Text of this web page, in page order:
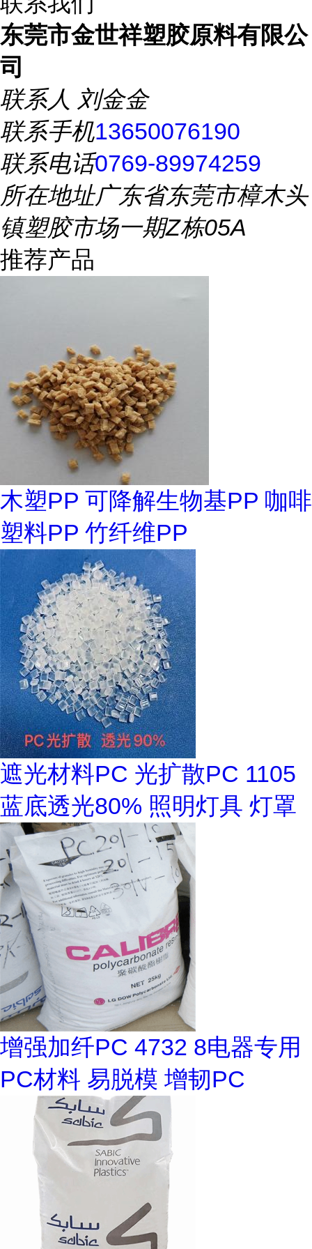
东莞市金世祥塑胶原料有限公
司
联系人 刘金金
联系手机13650076190
联系电话0769-89974259
所在地址广东省东莞市樟木头
镇塑胶市场一期Z栋05A
推荐产品
木塑PP 可降解生物基PP 咖啡
塑料PP 竹纤维PP
遮光材料PC 光扩散PC 1105
蓝底透光80% 照明灯具 灯罩
增强加纤PC 4732 8电器专用
PC材料 易脱模 增韧PC